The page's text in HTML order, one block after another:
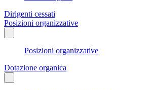
Dirigenti cessati
Posizioni organizzative
Posizioni organizzative
Dotazione organica